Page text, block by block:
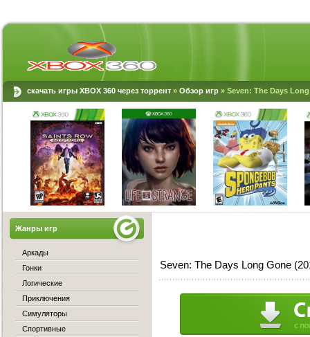
скачать игры XBOX 360 через торрент » Обзор игр » Seven: The Days
Seven: The Days Long Gone
Жанры игр
Аркады
Гонки
Логические
Приключения
Симуляторы
Спортивные